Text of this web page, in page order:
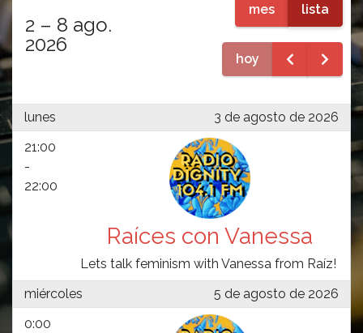
2 – 8 ago.
2026
mes lista
hoy
lunes
3 de agosto de 2026
21:00
-
22:00
Raíces con Vanessa
Lets talk feminism with Vanessa from Raíz!
miércoles
5 de agosto de 2026
0:00